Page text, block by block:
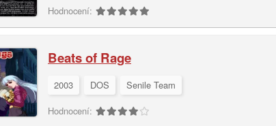
Hodnocení:
Beats of Rage
2003 DOS
Senile Team
Hodnocení: